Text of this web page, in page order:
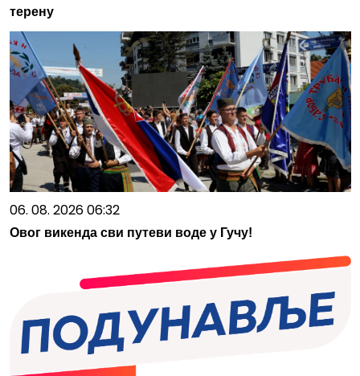
терену
06. 08. 2026 06:32
Овог викенда сви путеви воде у Гучу!